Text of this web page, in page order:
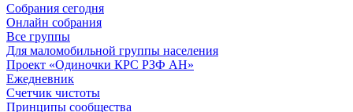
Собрания сегодня
Онлайн собрания
Все группы
Для маломобильной группы населения
Проект «Одиночки КРС РЗФ АН»
Ежедневник
Счетчик чистоты
Принципы сообщества